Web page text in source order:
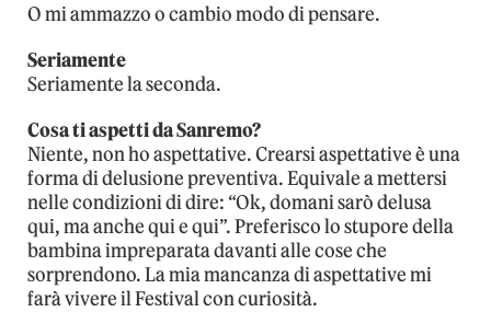
O mi ammazzo o cambio modo di pensare.
Seriamente
Seriamente la seconda.
Cosa ti aspetti da Sanremo?
Niente, non ho aspettative. Crearsi aspettative è una
forma di delusione preventiva. Equivale a mettersi
nelle condizioni di dire: “Ok, domani sarò delusa
qui, ma anche qui e qui”. Preferisco lo stupore della
bambina impreparata davanti alle cose che
sorprendono. La mia mancanza di aspettative mi
farà vivere il Festival con curiosità.